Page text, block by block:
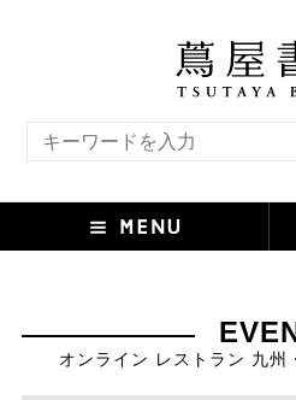
オンライン レストラン 九州